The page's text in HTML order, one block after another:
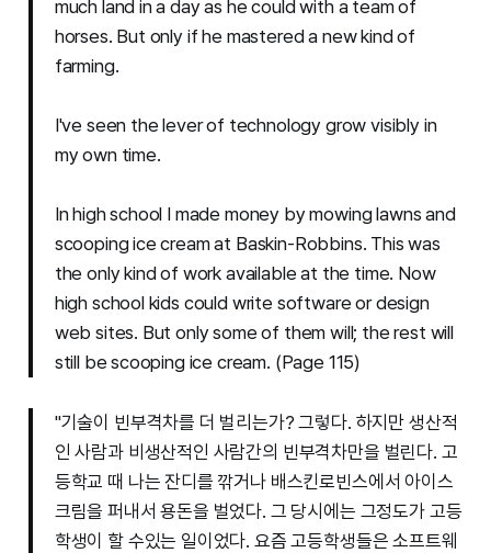
much land in a day as he could with a team of
horses. But only if he mastered a new kind of
farming.
I've seen the lever of technology grow visibly in
my own time.
In high school I made money by mowing lawns and
scooping ice cream at Baskin-Robbins. This was
the only kind of work available at the time. Now
high school kids could write software or design
web sites. But only some of them will; the rest will
still be scooping ice cream. (Page 115)
"기술이 빈부격차를 더 벌리는가? 그렇다. 하지만 생산적
인 사람과 비생산적인 사람간의 빈부격차만을 벌린다. 고
등학교 때 나는 잔디를 깎거나 배스킨로빈스에서 아이스
크림을 퍼내서 용돈을 벌었다. 그 당시에는 그정도가 고등
학생이 할 수있는 일이었다. 요즘 고등학생들은 소프트웨